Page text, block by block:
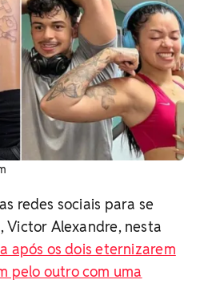
redes sociais para se
Victor Alexandre, nesta
após os dois eternizarem
pelo outro com uma